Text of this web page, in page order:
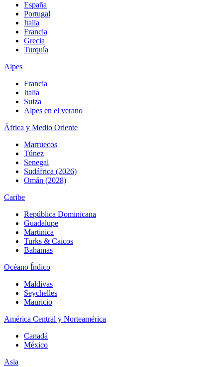
España
Portugal
Italia
Francia
Grecia
Turquía
Alpes
Francia
Italia
Suiza
Alpes en el verano
África y Medio Oriente
Marruecos
Túnez
Senegal
Sudáfrica (2026)
Omán (2028)
Caribe
República Dominicana
Guadalupe
Martinica
Turks & Caicos
Bahamas
Océano Índico
Maldivas
Seychelles
Mauricio
América Central y Norteamérica
Canadá
México
Asia